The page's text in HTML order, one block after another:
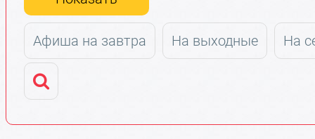
Афиша на завтра На выходные На